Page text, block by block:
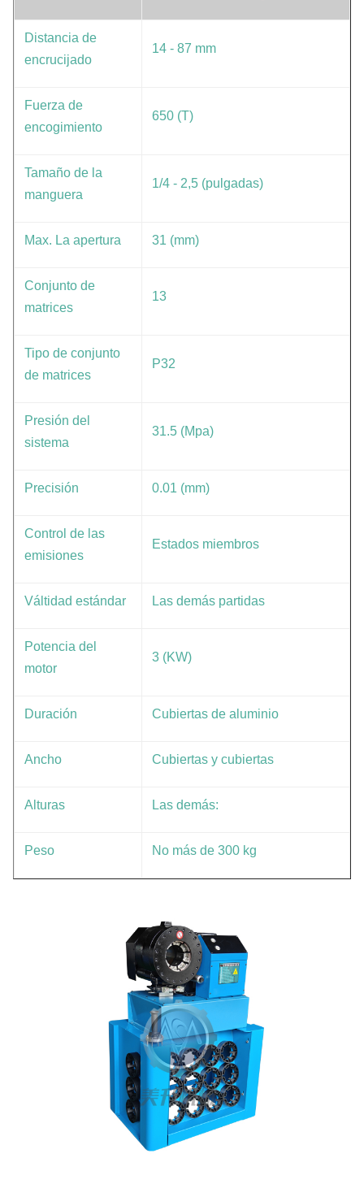
Distancia de
encrucijado
14 - 87 mm
Fuerza de
encogimiento
650 (T)
Tamaño de la
manguera
1/4 - 2,5 (pulgadas)
Max. La apertura 31 (mm)
Conjunto de
matrices
13
Tipo de conjunto
de matrices
P32
Presión del
sistema
31.5 (Mpa)
Precisión 0.01 (mm)
Control de las
emisiones
Estados miembros
Válti­dad estándar Las demás partidas
Potencia del
motor
3 (KW)
Duración Cubiertas de aluminio
Ancho Cubiertas y cubiertas
Alturas Las demás:
Peso No más de 300 kg